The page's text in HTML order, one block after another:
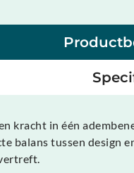
kracht in één
tussen design